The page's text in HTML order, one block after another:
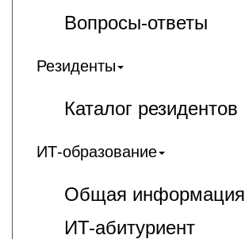
Вопросы-ответы
Резиденты
Каталог резидентов
ИТ-образование
Общая информация
ИT-абитуриент